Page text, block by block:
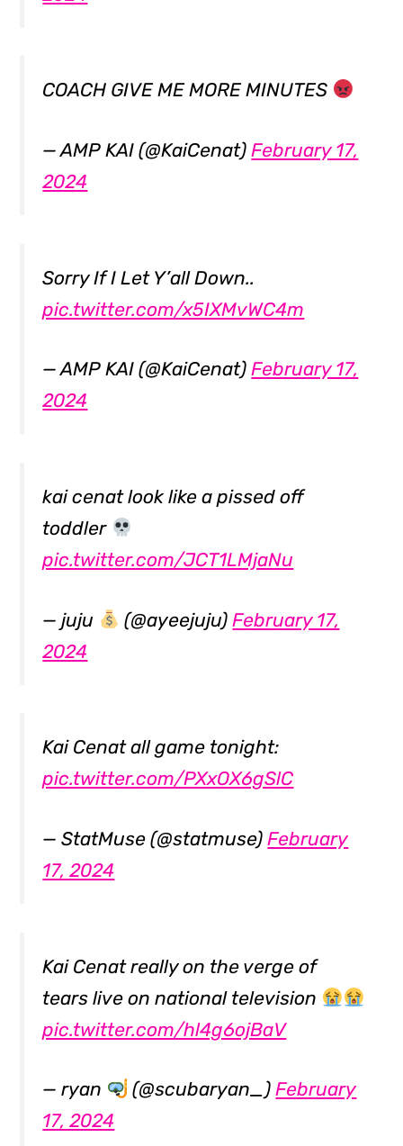
COACH GIVE ME MORE MINUTES
— AMP KAI (@KaiCenat)February 17,
2024
Sorry If I Let Y’all Down..
pic.twitter.com/x5IXMvWC4m
— AMP KAI (@KaiCenat)February 17,
2024
kai cenat look like a pissed off
toddler
pic.twitter.com/JCT1LMjaNu
— juju (@ayeejuju)February 17,
2024
Kai Cenat all game tonight:
pic.twitter.com/PXxOX6gSlC
— StatMuse (@statmuse)February
17, 2024
Kai Cenat really on the verge of
tears live on national television
pic.twitter.com/hl4g6ojBaV
— ryan (@scubaryan_)February
17, 2024